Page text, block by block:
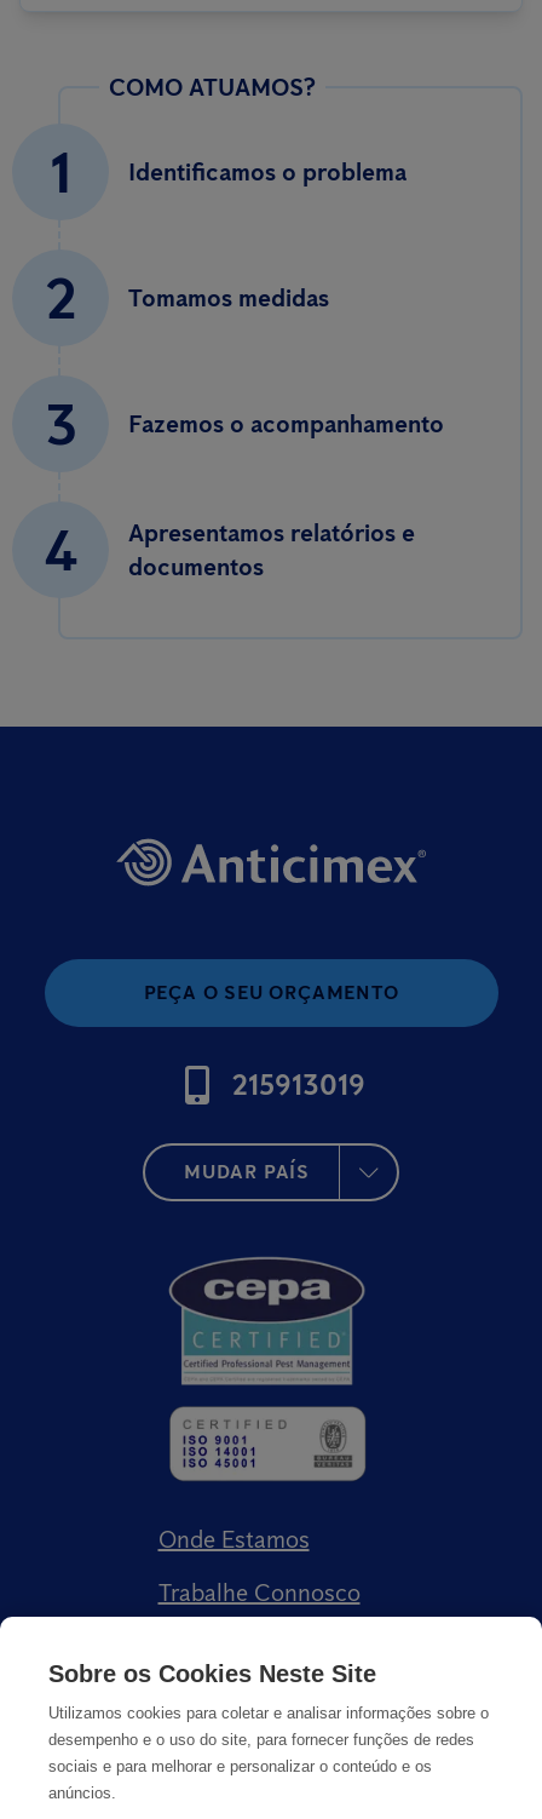
COMO ATUAMOS?
1 Identificamos o problema
2 Tomamos medidas
3 Fazemos o acompanhamento
4
Apresentamos relatórios e
documentos
PEÇA O SEU ORÇAMENTO
215913019
MUDAR PAÍS
Onde Estamos
Trabalhe Connosco
Sobre os Cookies Neste Site
Utilizamos cookies para coletar e analisar informações sobre o
desempenho e o uso do site, para fornecer funções de redes
sociais e para melhorar e personalizar o conteúdo e os
anúncios.